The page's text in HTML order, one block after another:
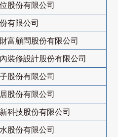
股份有限公司
有限公司
富顧問股份有限公司
裝修設計股份有限公司
股份有限公司
股份有限公司
科技股份有限公司
股份有限公司